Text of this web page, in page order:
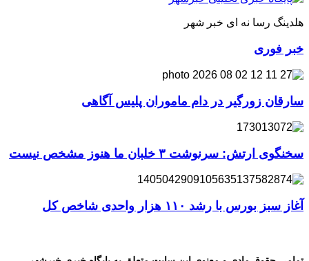
هلدینگ رسا نه ای خبر شهر
خبر فوری
سارقان زورگیر در دام ماموران پلیس آگاهی
سخنگوی ارتش: سرنوشت ۳ خلبان ما هنوز مشخص نیست
آغاز سبز بورس با رشد ۱۱۰ هزار واحدی شاخص کل